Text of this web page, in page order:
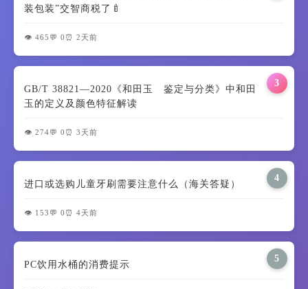
装包装”交智商税了🍼
👁️ 465 💬 0 ⏰ 2天前
3
GB/T 38821—2020《和田玉 鉴定与分类》中和田
玉的定义及颜色特征解读
👁️ 274💬 0 ⏰ 3天前
4
进口或选购儿童牙刷需要注意什么（海关答疑）
👁️ 153 💬 0 ⏰ 4天前
5
PC饮用水桶的消费提示